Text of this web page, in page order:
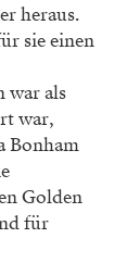
heraus.
sie einen
war als
war,
Bonham
Golden
für